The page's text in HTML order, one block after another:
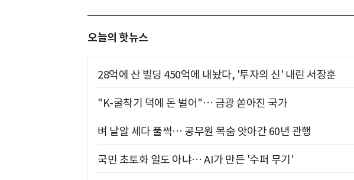
오늘의 핫뉴스
28억에 산 빌딩 450억에 내놨다, '투자의 신' 내린 서장훈
"K-굴착기 덕에 돈 벌어"… 금광 쏟아진 국가
벼 낱알 세다 풀썩… 공무원 목숨 앗아간 60년 관행
국민 초토화 일도 아냐… AI가 만든 '수퍼 무기'